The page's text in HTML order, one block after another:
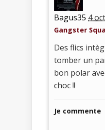
Bagus35 4
Gangster
Des flics
tomber un
bon polar
choc !!
Je commente